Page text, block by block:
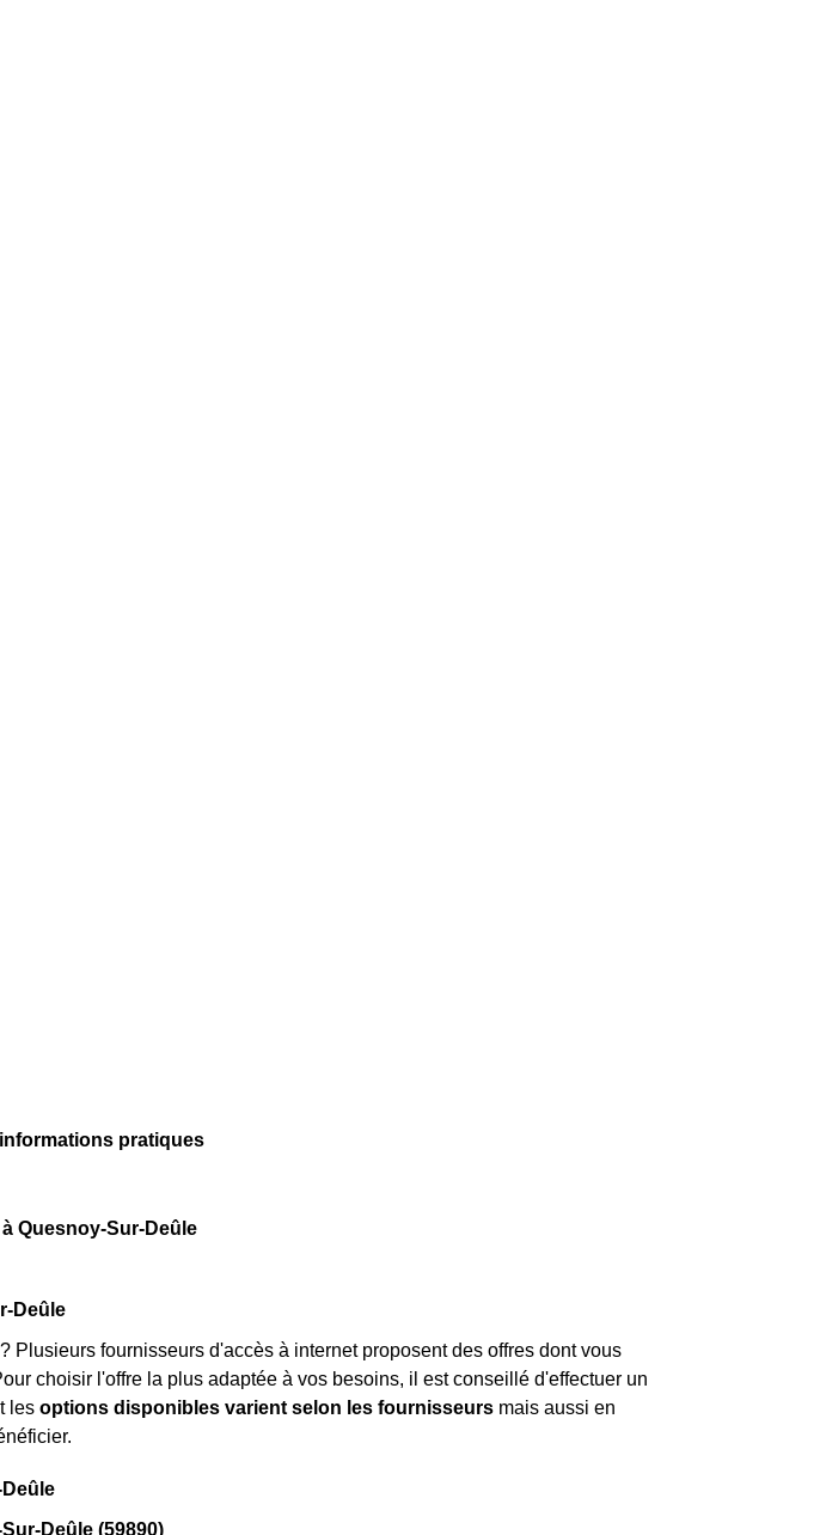
pratiques
Quesnoy-Sur-Deûle
Deûle
Plusieurs fournisseurs d'accès à internet proposent des offres dont vous
choisir l'offre la plus adaptée à vos besoins, il est conseillé d'effectuer un
les options disponibles varient selon les fournisseurs mais aussi en
Deûle (59890)